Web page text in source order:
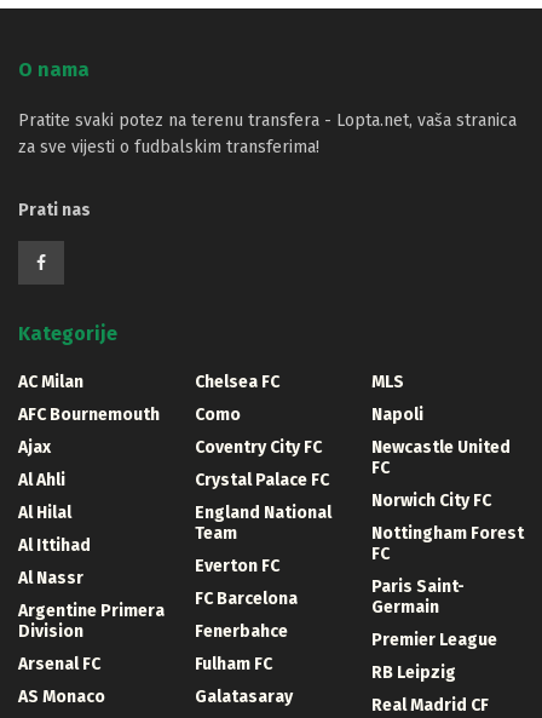
O nama
Pratite svaki potez na terenu transfera - Lopta.net, vaša stranica
za sve vijesti o fudbalskim transferima!
Prati nas
Kategorije
AC Milan
AFC Bournemouth
Ajax
Al Ahli
Al Hilal
Al Ittihad
Al Nassr
Argentine Primera
Division
Arsenal FC
AS Monaco
Chelsea FC
Como
Coventry City FC
Crystal Palace FC
England National
Team
Everton FC
FC Barcelona
Fenerbahce
Fulham FC
Galatasaray
MLS
Napoli
Newcastle United
FC
Norwich City FC
Nottingham Forest
FC
Paris Saint-
Germain
Premier League
RB Leipzig
Real Madrid CF